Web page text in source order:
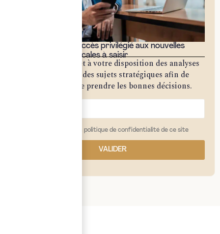
Bénéficiez d'un accès privilégié aux nouvelles
opportunités fiscales à saisir
Notre cabinet met à votre disposition des analyses
approfondies sur des sujets stratégiques afin de
vous permettre de prendre les bonnes décisions.
j'ai lu et j'accepte la politique de confidentialité de ce site
VALIDER